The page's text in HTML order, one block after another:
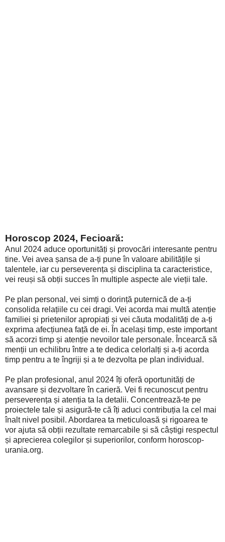
Horoscop 2024, Fecioară:
Anul 2024 aduce oportunități și provocări interesante pentru
tine. Vei avea șansa de a-ți pune în valoare abilitățile și
talentele, iar cu perseverența și disciplina ta caracteristice,
vei reuși să obții succes în multiple aspecte ale vieții tale.
Pe plan personal, vei simți o dorință puternică de a-ți
consolida relațiile cu cei dragi. Vei acorda mai multă atenție
familiei și prietenilor apropiați și vei căuta modalități de a-ți
exprima afecțiunea față de ei. În același timp, este important
să acorzi timp și atenție nevoilor tale personale. Încearcă să
menții un echilibru între a te dedica celorlalți și a-ți acorda
timp pentru a te îngriji și a te dezvolta pe plan individual.
Pe plan profesional, anul 2024 îți oferă oportunități de
avansare și dezvoltare în carieră. Vei fi recunoscut pentru
perseverența și atenția ta la detalii. Concentrează-te pe
proiectele tale și asigură-te că îți aduci contribuția la cel mai
înalt nivel posibil. Abordarea ta meticuloasă și rigoarea te
vor ajuta să obții rezultate remarcabile și să câștigi respectul
și aprecierea colegilor și superiorilor, conform horoscop-
urania.org.